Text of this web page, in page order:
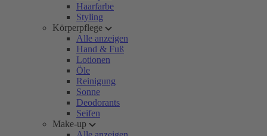
Haarfarbe
Styling
Körperpflege
Alle anzeigen
Hand & Fuß
Lotionen
Öle
Reinigung
Sonne
Deodorants
Seifen
Make-up